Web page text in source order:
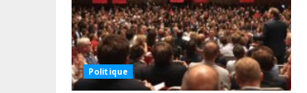
Politique